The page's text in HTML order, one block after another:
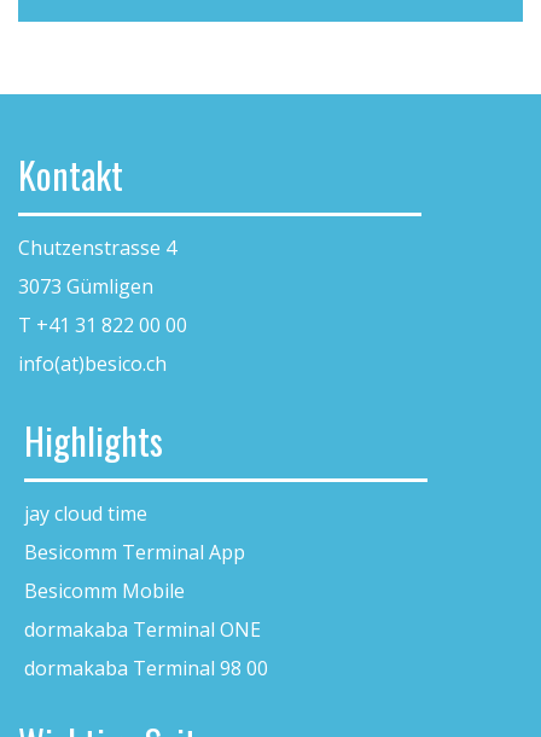
Kontakt
Chutzenstrasse 4
3073 Gümligen
T +41 31 822 00 00
info(at)besico.ch
Highlights
jay cloud time
Besicomm Terminal App
Besicomm Mobile
dormakaba Terminal ONE
dormakaba Terminal 98 00